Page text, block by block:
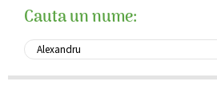
Cauta un nume: